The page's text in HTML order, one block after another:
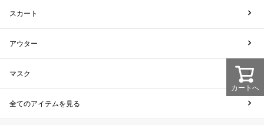
カートへ
スカート
アウター
マスク
全てのアイテムを見る